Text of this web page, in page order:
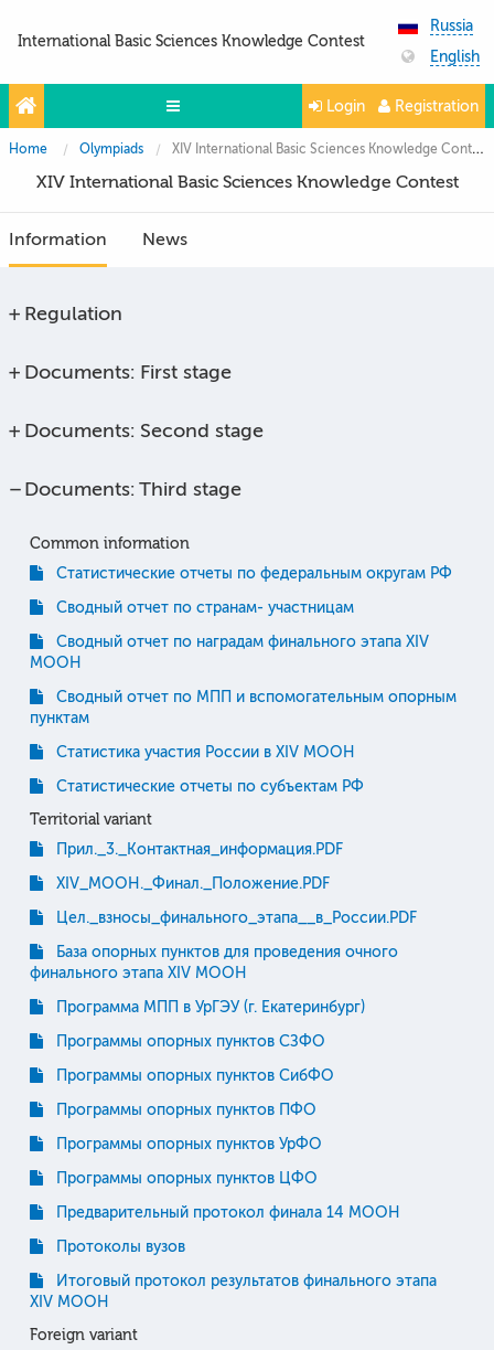
International Basic Sciences Knowledge Contest
Russia
English
Olympiads
Partners
Photo & Video
Media About Us
Login Registration
Home Olympiads XIV International Basic Sciences Knowledge Contest
XIV International Basic Sciences Knowledge Contest
Information News
Regulation
Documents: First stage
Documents: Second stage
Documents: Third stage
Common information
Статистические отчеты по федеральным округам РФ
Сводный отчет по странам- участницам
Сводный отчет по наградам финального этапа XIV
МООН
Сводный отчет по МПП и вспомогательным опорным
пунктам
Статистика участия России в XIV МООН
Статистические отчеты по субъектам РФ
Territorial variant
Прил._3._Контактная_информация.PDF
XIV_МООН._Финал._Положение.PDF
Цел._взносы_финального_этапа__в_России.PDF
База опорных пунктов для проведения очного
финального этапа XIV МООН
Программа МПП в УрГЭУ (г. Екатеринбург)
Программы опорных пунктов СЗФО
Программы опорных пунктов СибФО
Программы опорных пунктов ПФО
Программы опорных пунктов УрФО
Программы опорных пунктов ЦФО
Предварительный протокол финала 14 МООН
Протоколы вузов
Итоговый протокол результатов финального этапа
XIV МООН
Foreign variant